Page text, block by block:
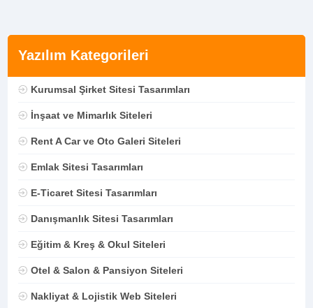
Yazılım Kategorileri
Kurumsal Şirket Sitesi Tasarımları
İnşaat ve Mimarlık Siteleri
Rent A Car ve Oto Galeri Siteleri
Emlak Sitesi Tasarımları
E-Ticaret Sitesi Tasarımları
Danışmanlık Sitesi Tasarımları
Eğitim & Kreş & Okul Siteleri
Otel & Salon & Pansiyon Siteleri
Nakliyat & Lojistik Web Siteleri